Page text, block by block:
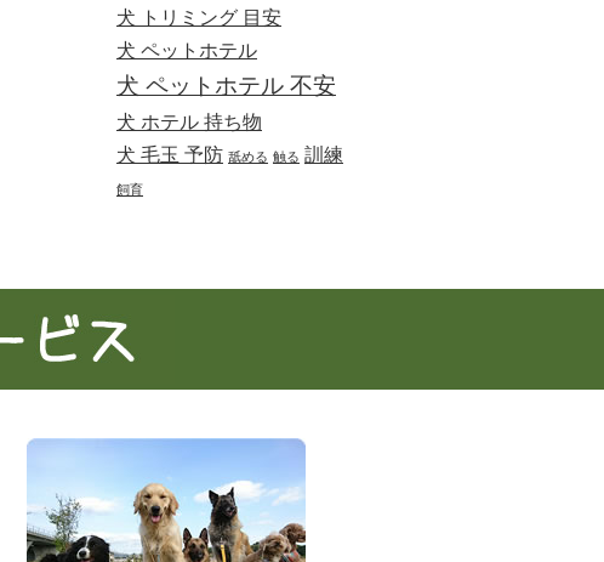
犬 トリミング 目安
犬 ペットホテル
犬 ペットホテル 不安
犬 ホテル 持ち物
犬 毛玉 予防 舐める 触る 訓練
飼育